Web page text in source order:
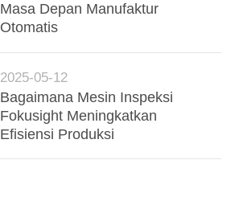
Masa Depan Manufaktur
Otomatis
2025-05-12
Bagaimana Mesin Inspeksi
Fokusight Meningkatkan
Efisiensi Produksi